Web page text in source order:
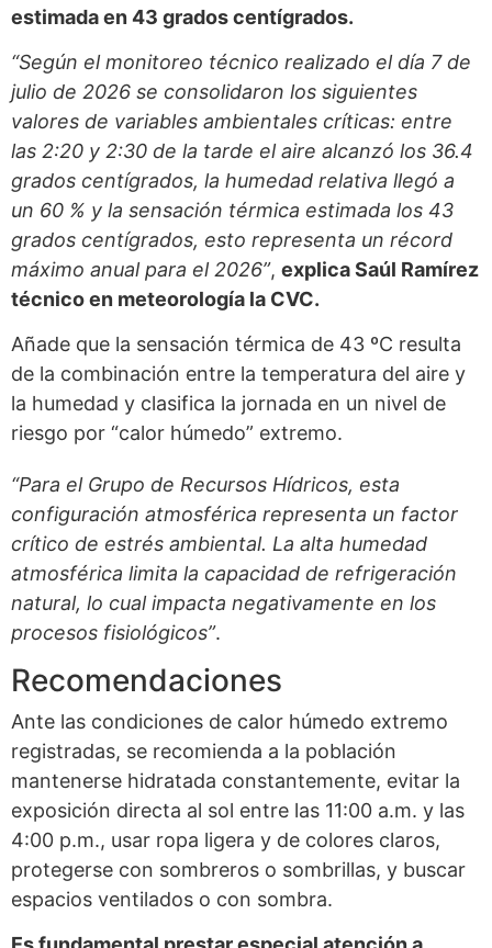
estimada en 43 grados centígrados.
“Según el monitoreo técnico realizado el día 7 de
julio de 2026 se consolidaron los siguientes
valores de variables ambientales críticas: entre
las 2:20 y 2:30 de la tarde el aire alcanzó los 36.4
grados centígrados, la humedad relativa llegó a
un 60 % y la sensación térmica estimada los 43
grados centígrados, esto representa un récord
máximo anual para el 2026”, explica Saúl Ramírez
técnico en meteorología la CVC.
Añade que la sensación térmica de 43 ºC resulta
de la combinación entre la temperatura del aire y
la humedad y clasifica la jornada en un nivel de
riesgo por “calor húmedo” extremo.
“Para el Grupo de Recursos Hídricos, esta
configuración atmosférica representa un factor
crítico de estrés ambiental. La alta humedad
atmosférica limita la capacidad de refrigeración
natural, lo cual impacta negativamente en los
procesos fisiológicos”.
Recomendaciones
Ante las condiciones de calor húmedo extremo
registradas, se recomienda a la población
mantenerse hidratada constantemente, evitar la
exposición directa al sol entre las 11:00 a.m. y las
4:00 p.m., usar ropa ligera y de colores claros,
protegerse con sombreros o sombrillas, y buscar
espacios ventilados o con sombra.